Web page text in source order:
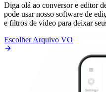
Diga olá ao conversor e editor
pode usar nosso software de
e filtros de vídeo para deixar
Escolher Arquivo VO